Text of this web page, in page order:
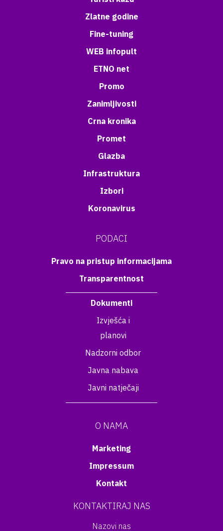
Zlatne godine
Fine-tuning
WEB infopult
ETNO net
Promo
Zanimljivosti
Crna kronika
Promet
Glazba
Infrastruktura
Izbori
Koronavirus
PODACI
Pravo na pristup informacijama
Transparentnost
Dokumenti
Izvješća i
planovi
Nadzorni odbor
Javna nabava
Javni natječaji
O NAMA
Marketing
Impressum
Kontakt
KONTAKTIRAJ NAS
Nazovi nas